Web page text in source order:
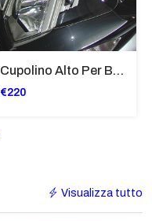
Cupolino Alto Per Bmw R 1200 St 2004 - 2007 TRASPARENTE - Sc950-T
€220
Visualizza tutto